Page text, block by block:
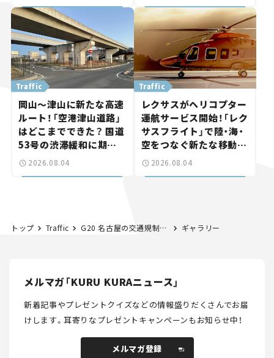
道路計画】
岡山～津山に新たな高速
ルート！「空港津山道路」
はどこまでできた？ 国道
53号の渋滞緩和に期待。
岡山市側でも動きが【い
ま気になる道路計画】
Traffic
2026.08.04
レクサスがヘリコプター
運航サービス開始！「レク
サスフライト」で陸・海・
空をつなぐ新たな移動体
験とは
Traffic
2026.08.04
トップ Traffic G20 名古屋の交通規制まとめ。24日まで激しい渋滞の見込み。 ギャラリー
メルマガ「KURU KURAニュース」
新着記事やプレゼントクイズなどの情報盛りだくさんでお届
けします。耳寄りなプレゼントキャンペーンもお知らせ中！
メルマガ登録